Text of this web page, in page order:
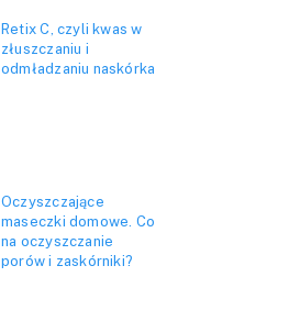
Retix C, czyli kwas w
złuszczaniu i
odmładzaniu naskórka
Oczyszczające
maseczki domowe. Co
na oczyszczanie
porów i zaskórniki?